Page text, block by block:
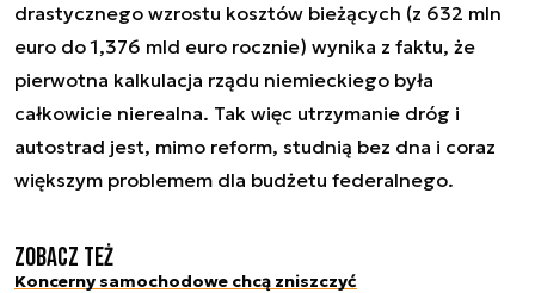
drastycznego wzrostu kosztów bieżących (z 632 mln
euro do 1,376 mld euro rocznie) wynika z faktu, że
pierwotna kalkulacja rządu niemieckiego była
całkowicie nierealna. Tak więc utrzymanie dróg i
autostrad jest, mimo reform, studnią bez dna i coraz
większym problemem dla budżetu federalnego.
Zobacz też
Koncerny samochodowe chcą zniszczyć